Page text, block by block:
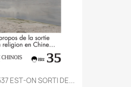
EST-ON SORTI DE...